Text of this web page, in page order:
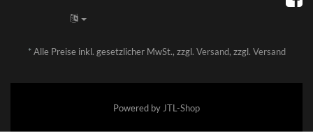
*Alle Preise inkl. gesetzlicher MwSt., zzgl. Versand, zzgl. Versand
Powered by JTL-Shop